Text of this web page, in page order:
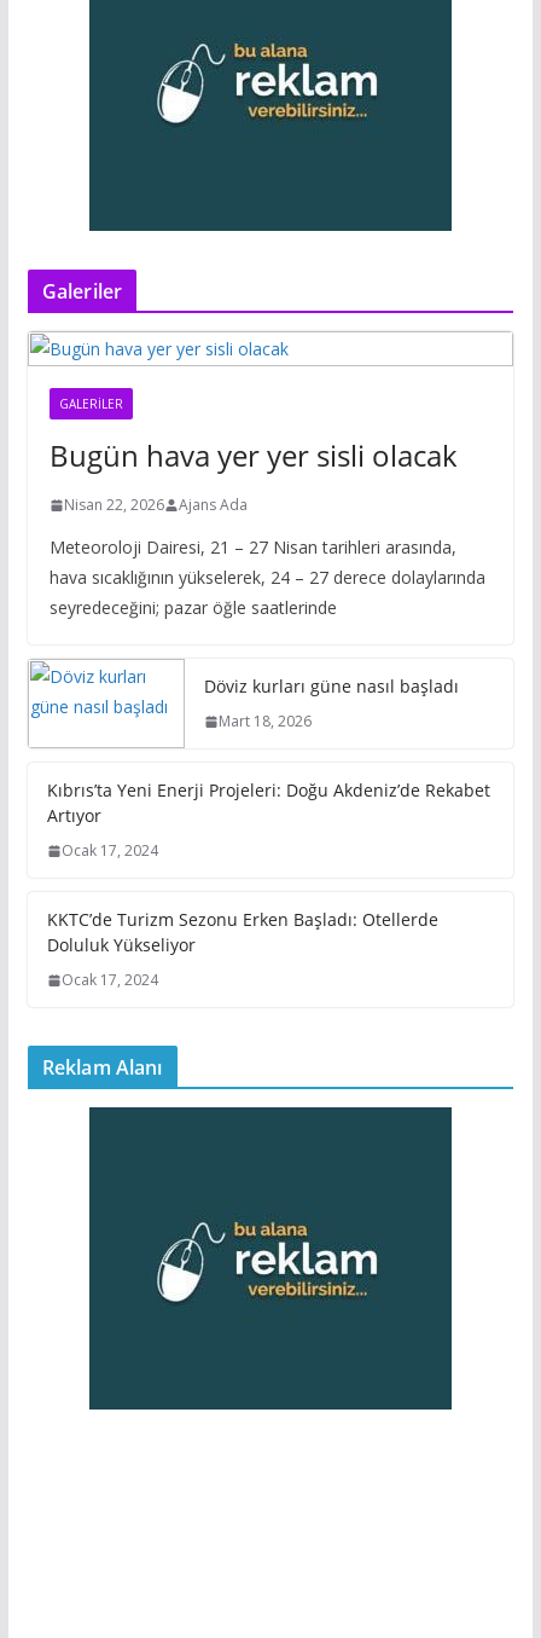
Galeriler
GALERILER
Bugün hava yer yer sisli olacak
Nisan 22, 2026 Ajans Ada
Meteoroloji Dairesi, 21 – 27 Nisan tarihleri arasında,
hava sıcaklığının yükselerek, 24 – 27 derece dolaylarında
seyredeceğini; pazar öğle saatlerinde
Döviz kurları güne nasıl başladı
Mart 18, 2026
Kıbrıs’ta Yeni Enerji Projeleri: Doğu Akdeniz’de Rekabet
Artıyor
Ocak 17, 2024
KKTC’de Turizm Sezonu Erken Başladı: Otellerde
Doluluk Yükseliyor
Ocak 17, 2024
Reklam Alanı